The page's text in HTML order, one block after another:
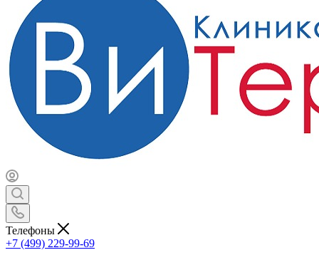
Телефоны
+7 (499) 229-99-69